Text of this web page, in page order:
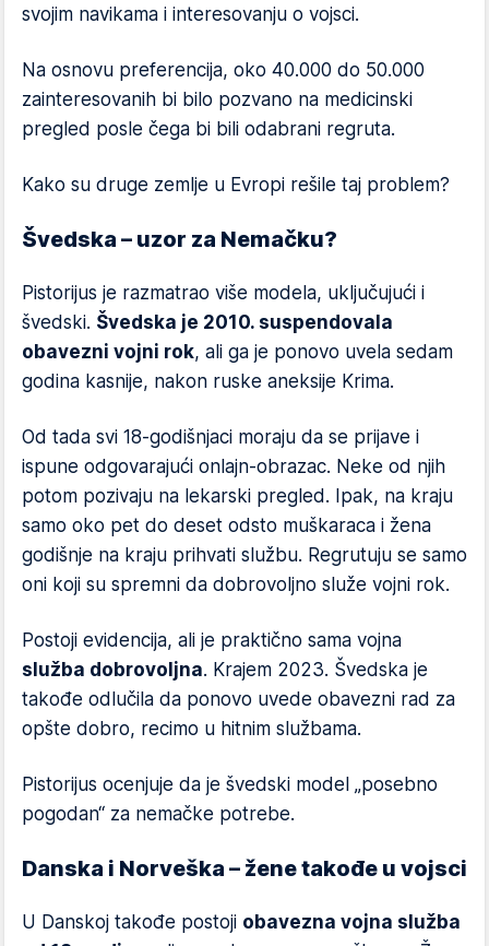
svojim navikama i interesovanju o vojsci.
Na osnovu preferencija, oko 40.000 do 50.000
zainteresovanih bi bilo pozvano na medicinski
pregled posle čega bi bili odabrani regruta.
Kako su druge zemlje u Evropi rešile taj problem?
Švedska – uzor za Nemačku?
Pistorijus je razmatrao više modela, uključujući i
švedski. Švedska je 2010. suspendovala
obavezni vojni rok, ali ga je ponovo uvela sedam
godina kasnije, nakon ruske aneksije Krima.
Od tada svi 18-godišnjaci moraju da se prijave i
ispune odgovarajući onlajn-obrazac. Neke od njih
potom pozivaju na lekarski pregled. Ipak, na kraju
samo oko pet do deset odsto muškaraca i žena
godišnje na kraju prihvati službu. Regrutuju se samo
oni koji su spremni da dobrovoljno služe vojni rok.
Postoji evidencija, ali je praktično sama vojna
služba dobrovoljna. Krajem 2023. Švedska je
takođe odlučila da ponovo uvede obavezni rad za
opšte dobro, recimo u hitnim službama.
Pistorijus ocenjuje da je švedski model „posebno
pogodan“ za nemačke potrebe.
Danska i Norveška – žene takođe u vojsci
U Danskoj takođe postoji obavezna vojna služba